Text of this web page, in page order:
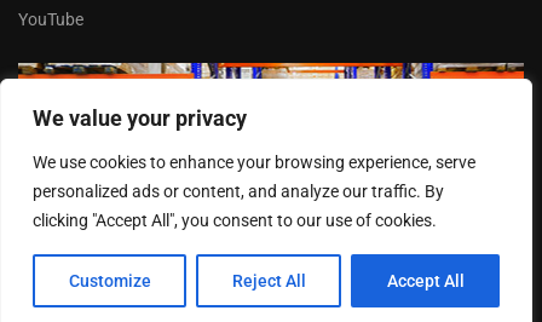
We value your privacy
We use cookies to enhance your browsing experience, serve
personalized ads or content, and analyze our traffic. By
clicking "Accept All", you consent to our use of cookies.
Customize Reject All Accept All
YouTube
Trabaja con nosotros
Entrar
© FERPASA 2025 –